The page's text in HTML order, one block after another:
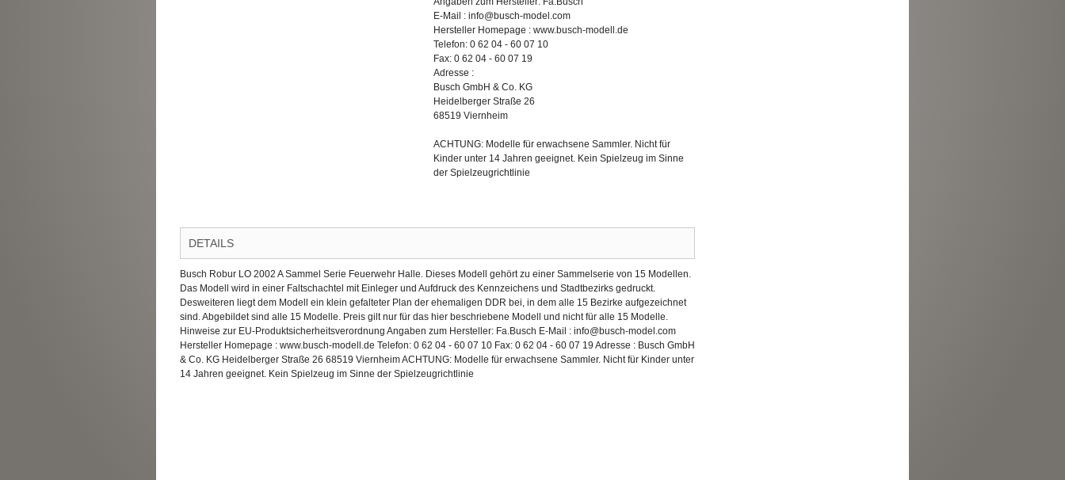
E-Mail : info@busch-model.com
Hersteller Homepage : www.busch-modell.de
Telefon: 0 62 04 - 60 07 10
Fax: 0 62 04 - 60 07 19
Adresse :
Busch GmbH & Co. KG
Heidelberger Straße 26
68519 Viernheim
ACHTUNG: Modelle für erwachsene Sammler. Nicht für
Kinder unter 14 Jahren geeignet. Kein Spielzeug im Sinne
der Spielzeugrichtlinie
DETAILS
Busch Robur LO 2002 A Sammel Serie Feuerwehr Halle. Dieses Modell gehört zu einer Sammelserie von 15 Modellen.
Das Modell wird in einer Faltschachtel mit Einleger und Aufdruck des Kennzeichens und Stadtbezirks gedruckt.
Desweiteren liegt dem Modell ein klein gefalteter Plan der ehemaligen DDR bei, in dem alle 15 Bezirke aufgezeichnet
sind. Abgebildet sind alle 15 Modelle. Preis gilt nur für das hier beschriebene Modell und nicht für alle 15 Modelle.
Hinweise zur EU-Produktsicherheitsverordnung Angaben zum Hersteller: Fa.Busch E-Mail : info@busch-model.com
Hersteller Homepage : www.busch-modell.de Telefon: 0 62 04 - 60 07 10 Fax: 0 62 04 - 60 07 19 Adresse : Busch GmbH
& Co. KG Heidelberger Straße 26 68519 Viernheim ACHTUNG: Modelle für erwachsene Sammler. Nicht für Kinder unter
14 Jahren geeignet. Kein Spielzeug im Sinne der Spielzeugrichtlinie